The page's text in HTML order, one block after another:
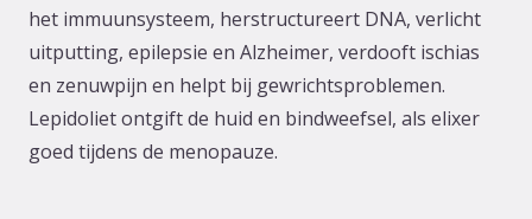
het immuunsysteem, herstructureert DNA, verlicht
uitputting, epilepsie en Alzheimer, verdooft ischias
en zenuwpijn en helpt bij gewrichtsproblemen.
Lepidoliet ontgift de huid en bindweefsel, als elixer
goed tijdens de menopauze.